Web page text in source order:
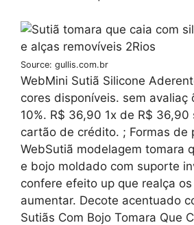
Source: gullis.com.br
WebMini Sutiã Silicone
cores disponíveis. sem avaliaç
10%. R$ 36,90 1x de R$ 36,90
cartão de crédito. ; Formas de
WebSutiã modelagem tomara
e bojo moldado com suporte
confere efeito up que realça
aumentar. Decote acentuado
Sutiãs Com Bojo Tomara Que